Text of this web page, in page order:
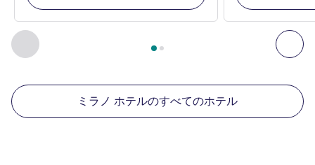
前に戻る - 周辺の他の施設 次
2ページ中 , 周辺の他の施設 1 :, 周辺の他の施設 2
ミラノ ホテルのすべてのホテル